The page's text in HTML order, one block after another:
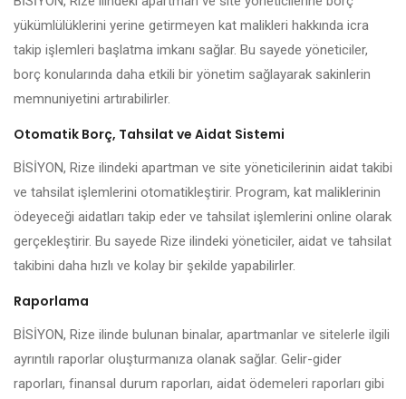
yükümlülüklerini yerine getirmeyen kat malikleri hakkında icra
takip işlemleri başlatma imkanı sağlar. Bu sayede yöneticiler,
borç konularında daha etkili bir yönetim sağlayarak sakinlerin
memnuniyetini artırabilirler.
Otomatik Borç, Tahsilat ve Aidat Sistemi
BİSİYON, Rize ilindeki apartman ve site yöneticilerinin aidat takibi
ve tahsilat işlemlerini otomatikleştirir. Program, kat maliklerinin
ödeyeceği aidatları takip eder ve tahsilat işlemlerini online olarak
gerçekleştirir. Bu sayede Rize ilindeki yöneticiler, aidat ve tahsilat
takibini daha hızlı ve kolay bir şekilde yapabilirler.
Raporlama
BİSİYON, Rize ilinde bulunan binalar, apartmanlar ve sitelerle ilgili
ayrıntılı raporlar oluşturmanıza olanak sağlar. Gelir-gider
raporları, finansal durum raporları, aidat ödemeleri raporları gibi